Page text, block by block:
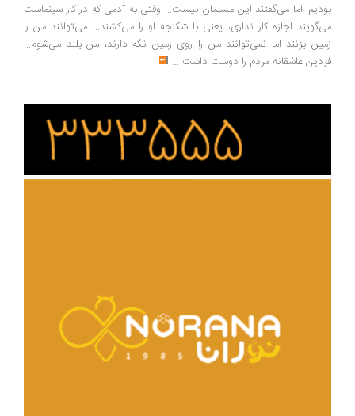
اما می‌گفتند این مسلمان نیست... وقتی به آدمی که در کار سینماست
اجازه کار نداری، یعنی با شکنجه او را می‌کشند... می‌توانند من را
بزنند اما نمی‌توانند من را روی زمین نگه دارند، من بلند می‌شوم...
عاشقانه مردم را دوست داشت ...